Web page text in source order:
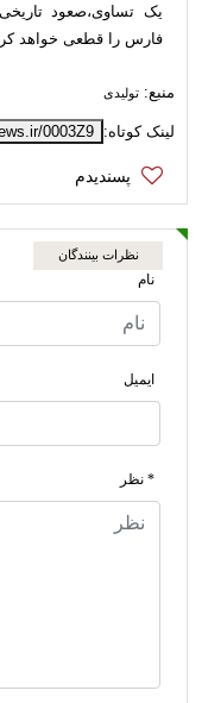
یک تساوی،صعود
فارس را قطعی خواهد
منبع: تولیدی
لینک کوتاه: 0003Z9
نظرات بینندگان
نام
ایمیل
* نظر